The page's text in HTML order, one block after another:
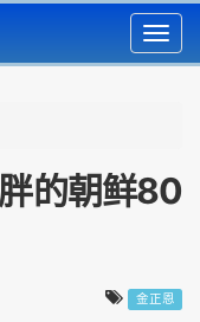
的朝鲜80
金正恩